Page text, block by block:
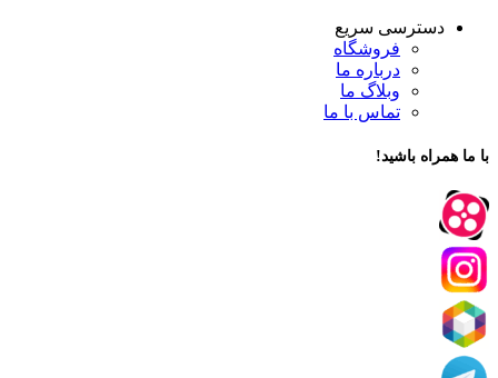
دسترسی سریع
فروشگاه
درباره ما
وبلاگ ما
تماس با ما
با ما همراه باشید!